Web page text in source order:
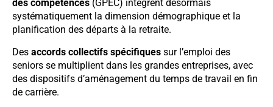
des compétences (GPEC) intègrent désormais
systématiquement la dimension démographique et la
planification des départs à la retraite.
Des accords collectifs spécifiques sur l’emploi des
seniors se multiplient dans les grandes entreprises, avec
des dispositifs d’aménagement du temps de travail en fin
de carrière.